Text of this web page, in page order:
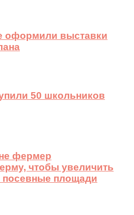
оформили выставки
50 школьников
фермер
чтобы увеличить
посевные площади